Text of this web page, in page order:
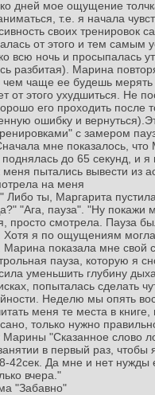
дней мое ощущение
т.е. я начала
своих
от этого и тем самым
всю ночь и просыпалась
разбитая). Марина
чаще ее будешь мерять
от этого ухудшиться. Не
его проходить после
ошибку и
с замером
мне показалось,
поднялась до 65 секунд, и
меня пытались вывести из
на меня
Либо ты, Маргарита
"Ага, пауза". "Ну покажи
просто смотрела. Пауза
Хотя я по ощущениям
показала мне свой
пауза, которую я
уменьшить глубину
попыталась сделать
Неделю мы опять
меня те места в
только нужно
"Сказанное слово
в первый раз,
42сек. Да мне и нет нужды
вчера."
"Забавно"